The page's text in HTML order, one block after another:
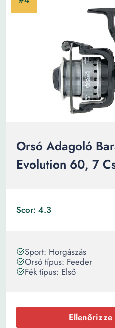
Orsó Adagoló
Evolution 60, 7
Scor: 4.3
Sport: Horgászás
Orsó típus: Feeder
Fék típus: Első
Ellenőrizze